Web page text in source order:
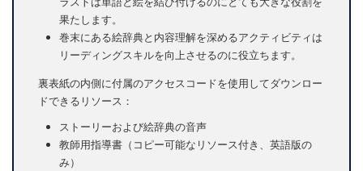
果たします。
巻末にある絵辞典と内容理解を深めるアクティビティは
リーディングスキルを向上させるのに役立ちます。
裏表紙の内側に付属のアクセスコードを使用してダウンロー
ドできるリソース：
ストーリーおよび絵辞典の音声
教師用指導書（コピー可能なリソース付き、英語版の
み）